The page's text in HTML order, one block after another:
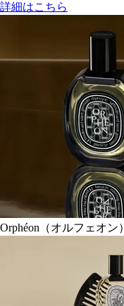
詳細はこちら
Orphéon（オルフェオン）